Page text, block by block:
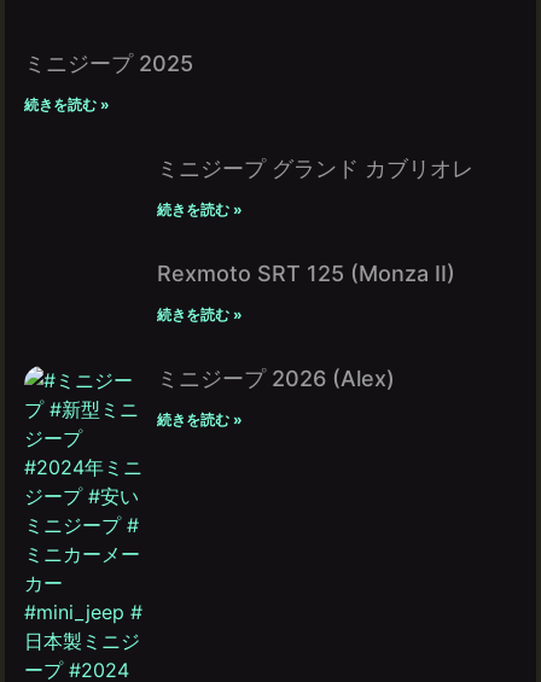
ミニジープ 2025
続きを読む »
ミニジープ グランド カブリオレ
続きを読む »
Rexmoto SRT 125 (Monza II)
続きを読む »
ミニジープ 2026 (Alex)
続きを読む »